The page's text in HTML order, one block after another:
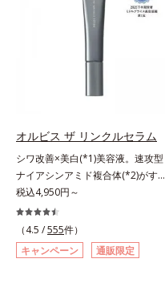
が強い環境でも汗やくずれから肌を
守り、美容成分(*5)の浸透を促進
(*6)します。有効成分「ナイアシン
アミド」配合。真皮のコラーゲン産
プローチ。保湿成分が日中の肌にも
うるおいを与え、明るくなめらかな
肌へ導きます。さらに落ちにくくす
るとキシキシし、塗りごこちを優先
すると膜がくずれやすくなる日焼け
止めのジレンマを解消すべく試作を
重ね、落ちにくくのびのよいみずみ
ずしいテクスチャーを追求しまし
オルビス ザ リンクルセラム
シワ改善×美白(*1)美容液。速攻型
ナイアシンアミド複合体(*2)がすば
やく浸透(*3)。ピンと、パッと。大
人の肌にハリ感を。シワ改善×美白
(*1)美容液。ポーラ化成 研究所の独
自研究で見出した、速攻型ナイアシ
ンアミド複合体(*2)と浸透サポート
税込4,950円～
（4.5 /555件）
キャンペーン
通販限定